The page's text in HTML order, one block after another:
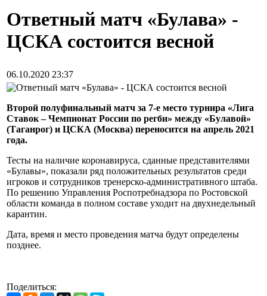
Ответный матч «Булава» -
ЦСКА состоится весной
06.10.2020 23:37
Второй полуфинальный матч за 7-е место турнира «Лига
Ставок – Чемпионат России по регби» между «Булавой»
(Таганрог) и ЦСКА (Москва) переносится на апрель 2021
года.
Тесты на наличие коронавируса, сданные представителями
«Булавы», показали ряд положительных результатов среди
игроков и сотрудников тренерско-административного штаба.
По решению Управления Роспотребнадзора по Ростовской
области команда в полном составе уходит на двухнедельный
карантин.
Дата, время и место проведения матча будут определены
позднее.
Поделиться: